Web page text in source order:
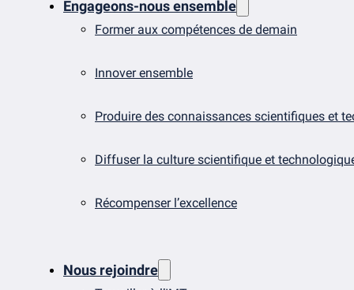
Engageons-nous ensemble
Former aux compétences de demain
Innover ensemble
Produire des connaissances scientifiques et
Diffuser la culture scientifique et
Récompenser l’excellence
Nous rejoindre